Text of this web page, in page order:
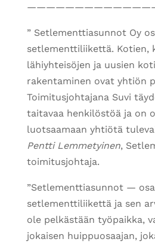
” Setlementtiasunnot Oy
setlementtiliikettä. Kotien,
lähiyhteisöjen ja uusien
rakentaminen ovat yhtiön
Toimitusjohtajana Suvi
taitavaa henkilöstöä ja on
luotsaamaan yhtiötä
Pentti Lemmetyinen,
toimitusjohtaja.
”Setlementtiasunnot —
setlementtiliikettä ja sen
ole pelkästään työpaikka,
jokaisen huippuosaajan,